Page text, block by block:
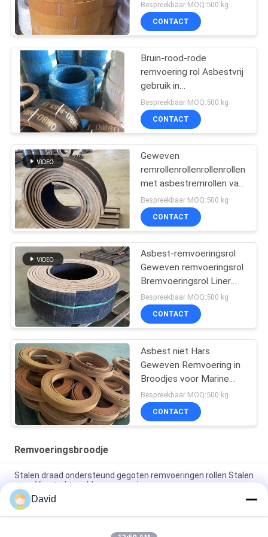
Bespreekbaar MOQ:500 kg
CONTACT
Bruin-rood-rode
remvoering rol Asbestvrij
gebruik in
windglastrekkers
Remvoering
Bespreekbaar MOQ:500 kg
CONTACT
Geweven
remrollenrollenrollenrollen
met asbestremrollen van
koper
Bespreekbaar MOQ:500 kg
CONTACT
Asbest-remvoeringsrol
Geweven remvoeringsrol
Bremvoeringsrol Liner
met koper
Bespreekbaar MOQ:500 kg
CONTACT
Asbest niet Hars
Geweven Remvoering in
Broodjes voor Marine
Winch Brake Lining Roll
Bespreekbaar MOQ:500 kg
CONTACT
Remvoeringsbroodje
Stalen draad ondersteund gegoten remvoeringen rollen Stalen
gaas Versterkte rubberremvoeringen
High Temperature Range -40C To 300C Brake Lining Roll with
ISO9001 Certification and 2mm Thickness
David